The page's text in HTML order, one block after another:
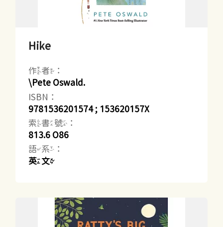
Hike
作者：
\Pete Oswald.
ISBN：
9781536201574 ; 153620157X
索書號：
813.6 O86
語系：
英文